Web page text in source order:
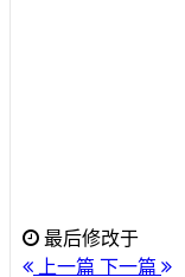
最后修改于
上一篇 下一篇